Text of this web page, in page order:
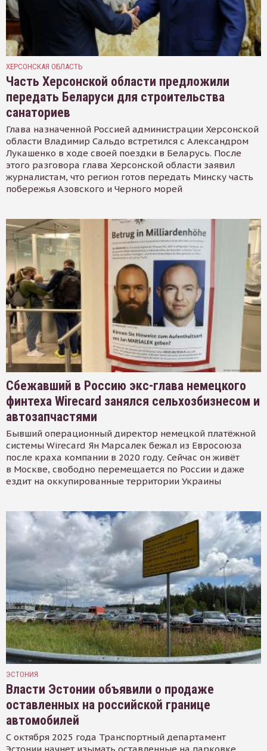
ХЕРСОНСКАЯ ОБЛАСТЬ
Часть Херсонской области предложили
передать Беларуси для строительства
санаториев
Глава назначенной Россией администрации Херсонской
области Владимир Сальдо встретился с Александром
Лукашенко в ходе своей поездки в Беларусь. После
этого разговора глава Херсонской области заявил
журналистам, что регион готов передать Минску часть
побережья Азовского и Черного морей
Сбежавший в Россию экс-глава немецкого
финтеха Wirecard занялся сельхозбизнесом и
автозапчастями
Бывший операционный директор немецкой платёжной
системы Wirecard Ян Марсалек бежал из Евросоюза
после краха компании в 2020 году. Сейчас он живёт
в Москве, свободно перемещается по России и даже
ездит на оккупированные территории Украины
ЭСТОНИЯ
Власти Эстонии объявили о продаже
оставленных на российской границе
автомобилей
С октября 2025 года Транспортный департамент